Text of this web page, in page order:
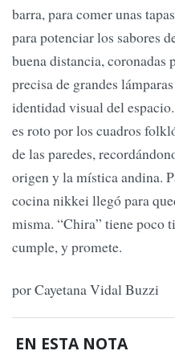
barra, para comer unas
para potenciar los sabores
buena distancia,
precisa de grandes
identidad visual del
es roto por los cuadros
de las paredes,
origen y la mística andina.
cocina nikkei llegó para
misma. “Chira” tiene poco
cumple, y promete.
por Cayetana Vidal Buzzi
EN ESTA NOTA